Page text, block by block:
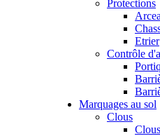
Protections
Etrier
Contrôle
Marquages au sol
Clous